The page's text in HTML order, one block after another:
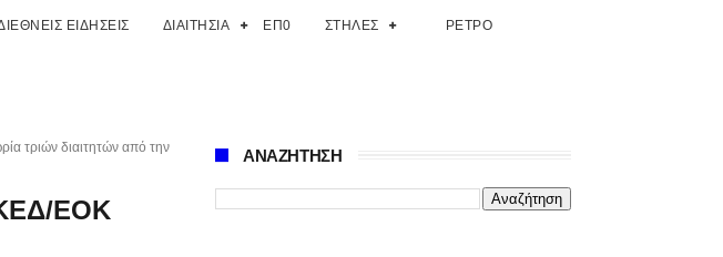
ΕΙΔΗΣΕΙΣ ΔΙΑΙΤΗΣΙΑ ΕΠ0 ΣΤΗΛΕΣ ΡΕΤΡΟ
τριών διαιτητών από την
ΚΕΔ/ΕΟΚ
ΑΝΑΖΗΤΗΣΗ